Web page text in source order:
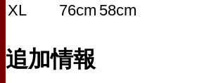
XL
76cm 58cm
追加情報